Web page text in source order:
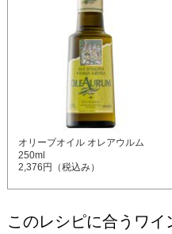
オリーブオイル オレアウルム
250ml
2,376円（税込み）
このレシピに合うワイ